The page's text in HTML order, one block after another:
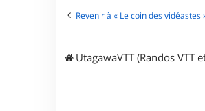
e
r
Revenir à « Le coin des vidéastes
UtagawaVTT (Randos VTT